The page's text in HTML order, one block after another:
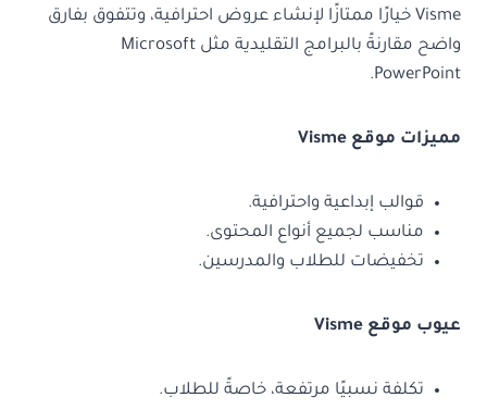
Visme خيارًا ممتازًا لإنشاء عروض احترافية، وتتفوق بفارق
واضح مقارنةً بالبرامج التقليدية مثل Microsoft
PowerPoint.
مميزات موقع Visme
قوالب إبداعية واحترافية.
مناسب لجميع أنواع المحتوى.
تخفيضات للطلاب والمدرسين.
عيوب موقع Visme
تكلفة نسبيًا مرتفعة، خاصةً للطلاب.